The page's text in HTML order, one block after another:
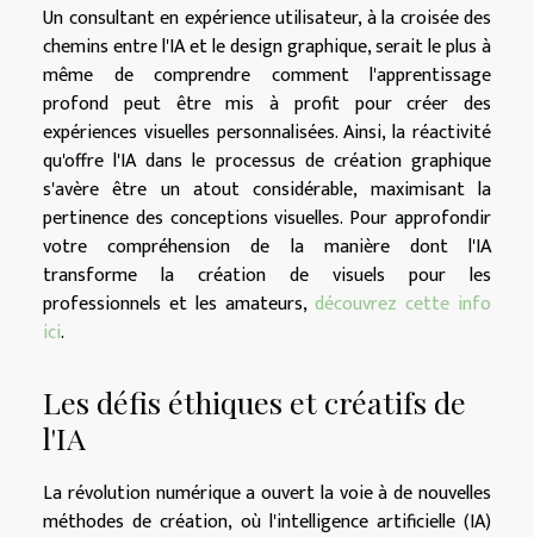
Un consultant en expérience utilisateur, à la croisée des
chemins entre l'IA et le design graphique, serait le plus à
même de comprendre comment l'apprentissage
profond peut être mis à profit pour créer des
expériences visuelles personnalisées. Ainsi, la réactivité
qu'offre l'IA dans le processus de création graphique
s'avère être un atout considérable, maximisant la
pertinence des conceptions visuelles. Pour approfondir
votre compréhension de la manière dont l'IA
transforme la création de visuels pour les
professionnels et les amateurs, découvrez cette info
ici.
Les défis éthiques et créatifs de
l'IA
La révolution numérique a ouvert la voie à de nouvelles
méthodes de création, où l'intelligence artificielle (IA)